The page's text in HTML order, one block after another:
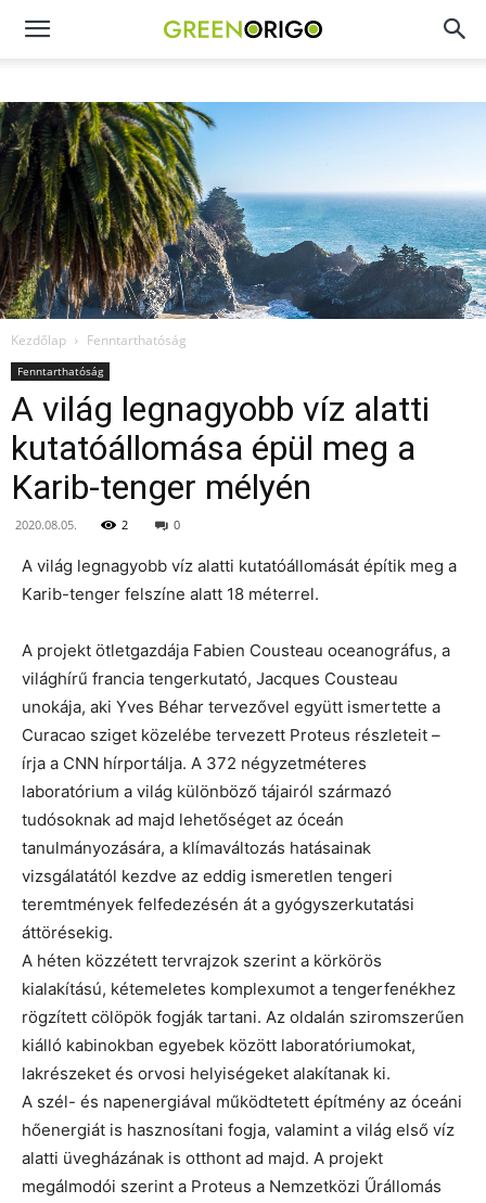
Green
Origo
portál
Kezdőlap Fenntarthatóság
Fenntarthatóság
A világ legnagyobb víz alatti
kutatóállomása épül meg a
Karib-tenger mélyén
2020.08.05. 2 0
A világ legnagyobb víz alatti kutatóállomását építik meg a
Karib-tenger felszíne alatt 18 méterrel.
A projekt ötletgazdája Fabien Cousteau oceanográfus, a
világhírű francia tengerkutató, Jacques Cousteau
unokája, aki Yves Béhar tervezővel együtt ismertette a
Curacao sziget közelébe tervezett Proteus részleteit –
írja a CNN hírportálja. A 372 négyzetméteres
laboratórium a világ különböző tájairól származó
tudósoknak ad majd lehetőséget az óceán
tanulmányozására, a klímaváltozás hatásainak
vizsgálatától kezdve az eddig ismeretlen tengeri
teremtmények felfedezésén át a gyógyszerkutatási
áttörésekig.
A héten közzétett tervrajzok szerint a körkörös
kialakítású, kétemeletes komplexumot a tengerfenékhez
rögzített cölöpök fogják tartani. Az oldalán sziromszerűen
kiálló kabinokban egyebek között laboratóriumokat,
lakrészeket és orvosi helyiségeket alakítanak ki.
A szél- és napenergiával működtetett építmény az óceáni
hőenergiát is hasznosítani fogja, valamint a világ első víz
alatti üvegházának is otthont ad majd. A projekt
megálmodói szerint a Proteus a Nemzetközi Űrállomás